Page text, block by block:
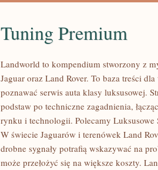
Tuning Premium
Landworld to kompendium stworzony z
Jaguar oraz Land Rover. To baza treści
poznawać serwis auta klasy luksusowej.
podstaw po techniczne zagadnienia,
rynku i technologii. Polecamy Luksusowe
W świecie Jaguarów i terenówek Land
drobne sygnały potrafią wskazywać na
może przełożyć się na większe koszty.